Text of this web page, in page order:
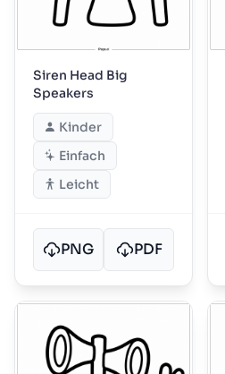
Siren Head Big
Speakers
Kinder
Einfach
Leicht
PNG PDF